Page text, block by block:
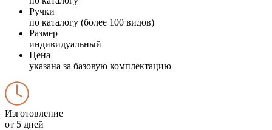
Ручки
по каталогу (более 100 видов)
Размер
индивидуальный
Цена
указана за базовую комплектацию
Изготовление
от 5 дней